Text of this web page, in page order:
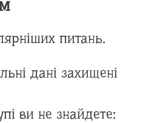
питань.
дані захищені
ви не знайдете: